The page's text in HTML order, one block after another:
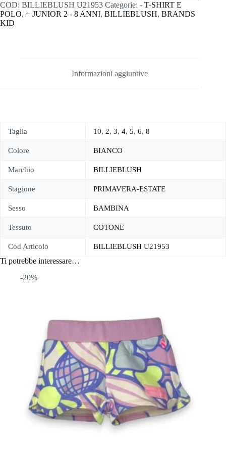
COD: BILLIEBLUSH U21953 Categorie: - T-SHIRT E
POLO, + JUNIOR 2 - 8 ANNI, BILLIEBLUSH, BRANDS
KID
Informazioni aggiuntive
Taglia 10, 2, 3, 4, 5, 6, 8
Colore BIANCO
Marchio BILLIEBLUSH
Stagione PRIMAVERA-ESTATE
Sesso BAMBINA
Tessuto COTONE
Cod Articolo BILLIEBLUSH U21953
Ti potrebbe interessare…
-20%